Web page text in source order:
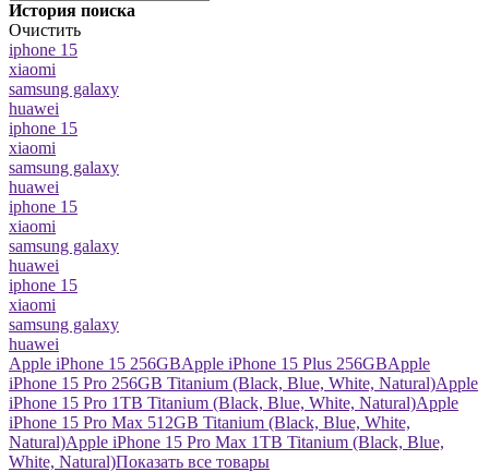
История поиска
Очистить
iphone 15
xiaomi
samsung galaxy
huawei
iphone 15
xiaomi
samsung galaxy
huawei
iphone 15
xiaomi
samsung galaxy
huawei
iphone 15
xiaomi
samsung galaxy
huawei
Apple iPhone 15 256GBApple iPhone 15 Plus 256GBApple
iPhone 15 Pro 256GB Titanium (Black, Blue, White, Natural)Apple
iPhone 15 Pro 1TB Titanium (Black, Blue, White, Natural)Apple
iPhone 15 Pro Max 512GB Titanium (Black, Blue, White,
Natural)Apple iPhone 15 Pro Max 1TB Titanium (Black, Blue,
White, Natural)Показать все товары